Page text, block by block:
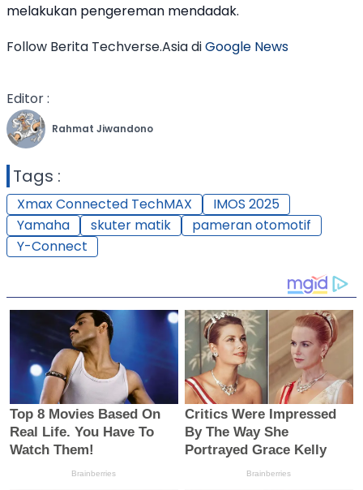
melakukan pengereman mendadak.
Follow Berita Techverse.Asia diGoogle News
Editor :
Rahmat Jiwandono
Tags :
Xmax Connected TechMAX
IMOS 2025
Yamaha
skuter matik
pameran otomotif
Y-Connect